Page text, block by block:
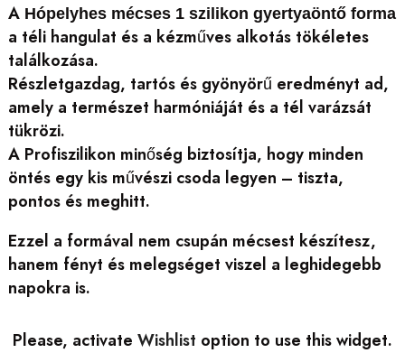
A Hópelyhes mécses 1 szilikon gyertyaöntő forma
a téli hangulat és a kézműves alkotás tökéletes
találkozása.
Részletgazdag, tartós és gyönyörű eredményt ad,
amely a természet harmóniáját és a tél varázsát
tükrözi.
A Profiszilikon minőség biztosítja, hogy minden
öntés egy kis művészi csoda legyen – tiszta,
pontos és meghitt.
Ezzel a formával nem csupán mécsest készítesz,
hanem fényt és melegséget viszel a leghidegebb
napokra is.
Please, activate Wishlist option to use this widget.